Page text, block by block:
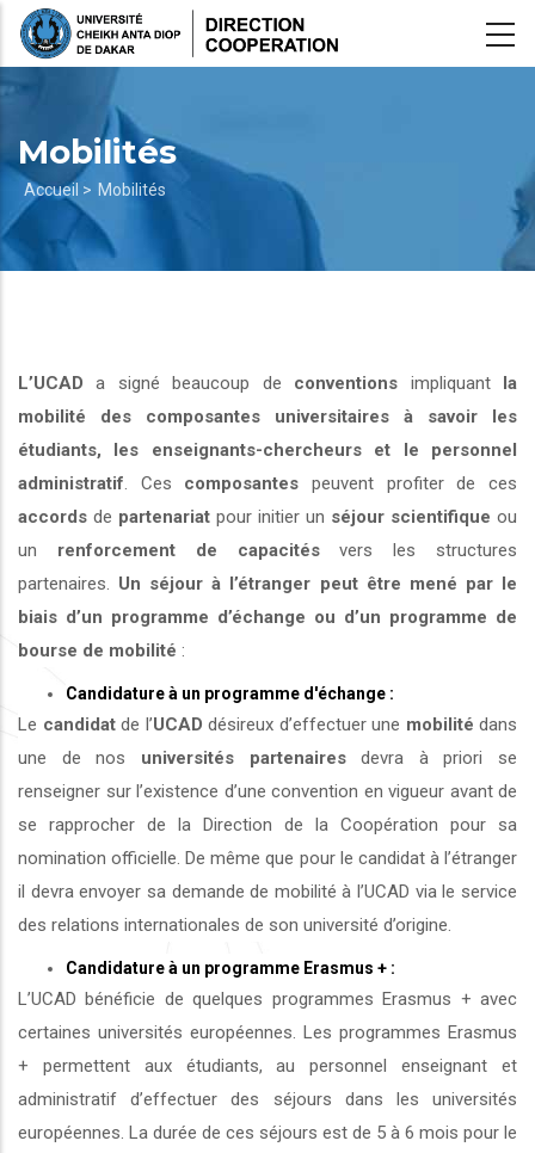
Aller
Mobilités
Fil
d'Ariane
Accueil > Mobilités
L’UCAD a signé beaucoup de conventions impliquant la
mobilité des composantes universitaires à savoir les
étudiants, les enseignants-chercheurs et le personnel
administratif . Ces composantes peuvent profiter de ces
accords de partenariat pour initier un séjour scientifique ou
un renforcement de capacitésvers les structures
partenaires. Un séjour à l’étranger peut être mené par le
biais d’un programme d’échange ou d’un programme de
bourse de mobilité :
Candidature à un programme d'échange :
Le candidatde l’UCAD désireux d’effectuer une mobilité dans
une de nos universités partenairesdevra à priori se
renseigner sur l’existence d’une convention en vigueur avant de
se rapprocher de la Direction de la Coopération pour sa
nomination officielle. De même que pour le candidat à l’étranger
il devra envoyer sa demande de mobilité à l’UCAD via le service
des relations internationales de son université d’origine.
Candidature à un programme Erasmus + :
L’UCAD bénéficie de quelques programmes Erasmus + avec
certaines universités européennes. Les programmes Erasmus
+ permettent aux étudiants, au personnel enseignant et
administratif d’effectuer des séjours dans les universités
européennes. La durée de ces séjours est de 5 à 6 mois pour le